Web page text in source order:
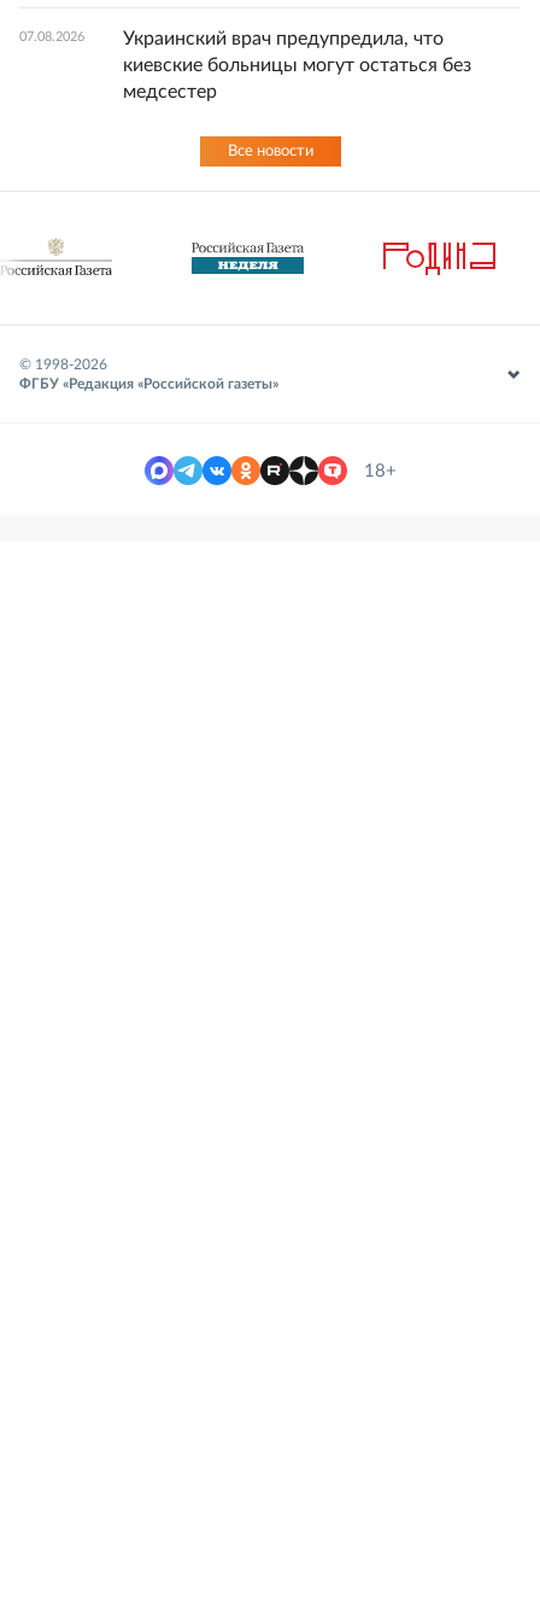
07.08.2026
Украинский врач предупредила, что
киевские больницы могут остаться без
медсестер
Все новости
© 1998-2026
ФГБУ «Редакция «Российской газеты»
18+